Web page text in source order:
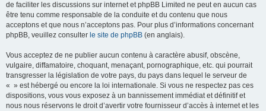
de faciliter les discussions sur internet et phpBB Limited ne peut en aucun cas
être tenu comme responsable de la conduite et du contenu que nous
acceptons et que nous n’acceptons pas. Pour plus d’informations concernant
phpBB, veuillez consulter le site de phpBB (en anglais).
Vous acceptez de ne publier aucun contenu à caractère abusif, obscène,
vulgaire, diffamatoire, choquant, menaçant, pornographique, etc. qui pourrait
transgresser la législation de votre pays, du pays dans lequel le serveur de
« » est hébergé ou encore la loi internationale. Si vous ne respectez pas ces
dispositions, vous vous exposez à un bannissement immédiat et définitif et
nous nous réservons le droit d’avertir votre fournisseur d’accès à internet et les